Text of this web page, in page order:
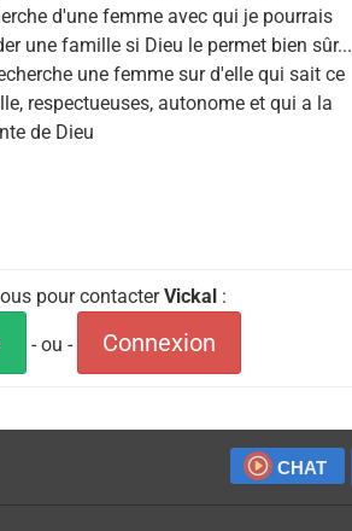
d'une femme avec qui je pourrais
une famille si Dieu le permet bien sûr...
une femme sur d'elle qui sait ce
respectueuses, autonome et qui a la
de Dieu
pour contacterVickal :
- ou - Connexion
CHAT